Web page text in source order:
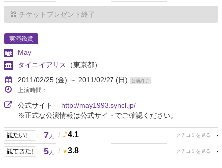
チケットプレゼント終了
実演鑑賞
May
タイニイアリス
（東京都）
2011/02/25 (金) ～ 2011/02/27 (日)
公演終了
上演時間：
公式サイト： http://may1993.syncl.jp/
※正式な公演情報は公式サイトでご確認ください。
7人 / 4.1
5人 / 3.8